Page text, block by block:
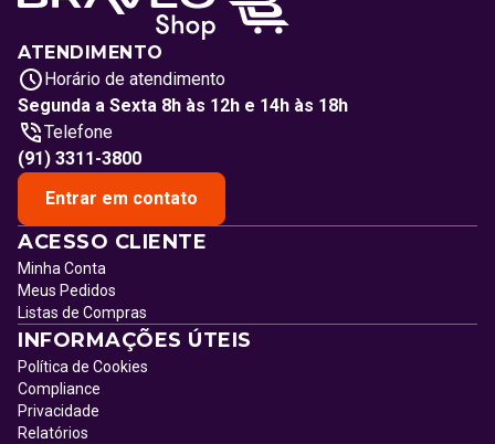
ATENDIMENTO
Horário de atendimento
Segunda a Sexta 8h às 12h e 14h às 18h
Telefone
(91) 3311-3800
Entrar em contato
ACESSO CLIENTE
Minha Conta
Meus Pedidos
Listas de Compras
INFORMAÇÕES ÚTEIS
Política de Cookies
Compliance
Privacidade
Relatórios